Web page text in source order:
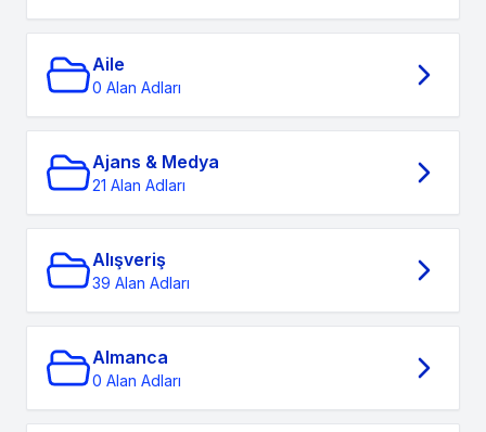
Aile
0 Alan Adları
Ajans & Medya
21 Alan Adları
Alışveriş
39 Alan Adları
Almanca
0 Alan Adları